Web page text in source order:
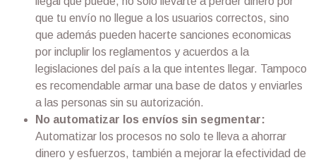
que tu envío no llegue a los usuarios correctos, sino
que además pueden hacerte sanciones economicas
por incluplir los reglamentos y acuerdos a la
legislaciones del país a la que intentes llegar. Tampoco
es recomendable armar una base de datos y enviarles
a las personas sin su autorización.
No automatizar los envíos sin segmentar:
Automatizar los procesos no solo te lleva a ahorrar
dinero y esfuerzos, también a mejorar la efectividad de